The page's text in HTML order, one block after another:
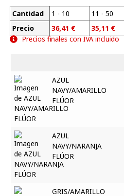
Cantidad
Precio
1 - 10
36,41 €
11 - 50
35,11 €
Precios finales con IVA incluido
AZUL
NAVY/AMARILLO
FLÚOR
AZUL
NAVY/NARANJA
FLÚOR
GRIS/AMARILLO